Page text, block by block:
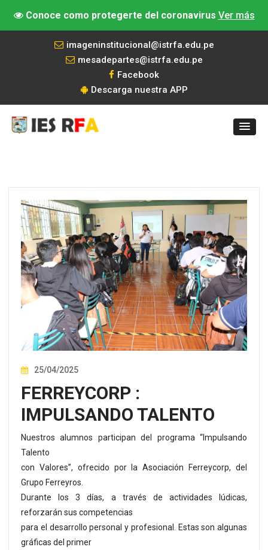
Conoce como protegerte del coronavirus Ver más
imageninstitucional@istrfa.edu.pe
mesadepartes@istrfa.edu.pe
Facebook
Descarga nuestra APP
25/04/2025
FERREYCORP :
IMPULSANDO TALENTO
Nuestros alumnos participan del programa “Impulsando
Talento
con Valores”, ofrecido por la Asociación Ferreycorp, del
Grupo Ferreyros.
Durante los 3 días, a través de actividades lúdicas,
reforzarán sus competencias
para el desarrollo personal y profesional. Estas son algunas
gráficas del primer